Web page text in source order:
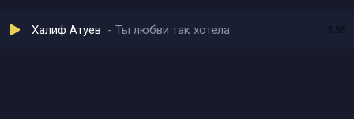
Халиф Атуев Ты любви так хотела 3:56